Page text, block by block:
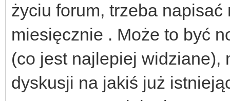
życiu forum, trzeba
miesięcznie . Może to być
(co jest najlepiej widziane),
dyskusji na jakiś już